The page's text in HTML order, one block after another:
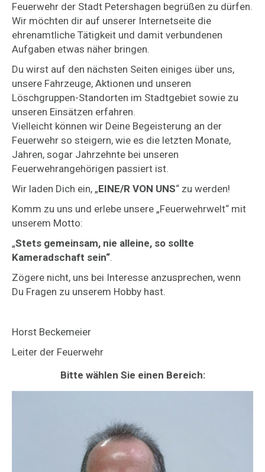
Feuerwehr der Stadt Petershagen begrüßen zu dürfen.
Wir möchten dir auf unserer Internetseite die
ehrenamtliche Tätigkeit und damit verbundenen
Aufgaben etwas näher bringen.
Du wirst auf den nächsten Seiten einiges über uns,
unsere Fahrzeuge, Aktionen und unseren
Löschgruppen-Standorten im Stadtgebiet sowie zu
unseren Einsätzen erfahren.
Vielleicht können wir Deine Begeisterung an der
Feuerwehr so steigern, wie es die letzten Monate,
Jahren, sogar Jahrzehnte bei unseren
Feuerwehrangehörigen passiert ist.
Wir laden Dich ein, „EINE/R VON UNS“ zu werden!
Komm zu uns und erlebe unsere „Feuerwehrwelt“ mit
unserem Motto:
„Stets gemeinsam, nie alleine, so sollte
Kameradschaft sein“.
Zögere nicht, uns bei Interesse anzusprechen, wenn
Du Fragen zu unserem Hobby hast.
Horst Beckemeier
Leiter der Feuerwehr
Bitte wählen Sie einen Bereich: